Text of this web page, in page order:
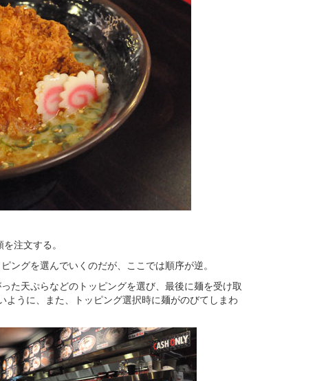
注文する。
ングを選んでいくのだが、ここでは順序が逆。
た天ぷらなどのトッピングを選び、最後に麺を受け取
うに、また、トッピング選択時に麺がのびてしまわ